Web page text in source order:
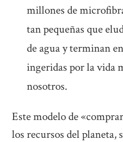
millones de
tan pequeñas que
de agua y terminan
ingeridas por la vida
nosotros.
Este modelo de
los recursos del planeta,